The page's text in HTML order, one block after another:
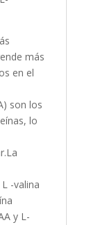
más
en el
son los
lo
-valina
y L-